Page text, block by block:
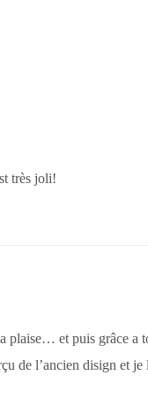
très joli!
plaise… et puis grâce a
de l’ancien disign et je